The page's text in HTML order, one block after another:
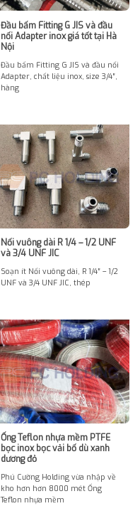
Đầu bấm Fitting G JIS và đầu
nối Adapter inox giá tốt tại Hà
Nội
Đầu bấm Fitting G JIS và đầu nối
Adapter, chất liệu inox, size 3/4″,
hàng
Nối vuông dài R 1/4 – 1/2 UNF
và 3/4 UNF JIC
Soạn ít Nối vuông dài, R 1/4″ – 1/2
UNF và 3/4 UNF JIC, thép
Ống Teflon nhựa mềm PTFE
bọc inox bọc vải bố dù xanh
dương đỏ
Phú Cường Holding vừa nhập về
kho hơn hơn 8000 mét Ống
Teflon nhựa mềm